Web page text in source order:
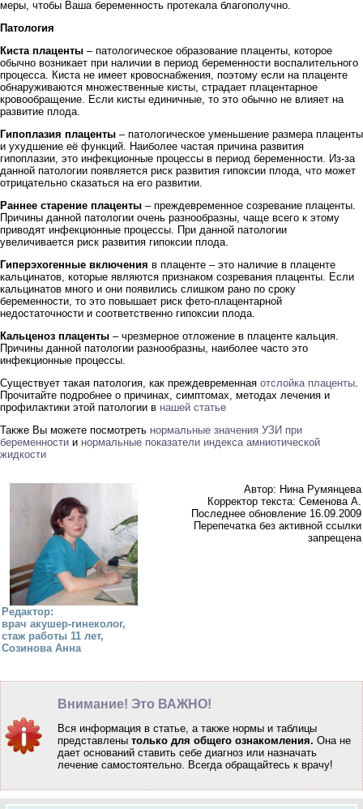
меры, чтобы Ваша беременность протекала благополучно.
Патология
Киста плаценты – патологическое образование плаценты, которое
обычно возникает при наличии в период беременности воспалительного
процесса. Киста не имеет кровоснабжения, поэтому если на плаценте
обнаруживаются множественные кисты, страдает плацентарное
кровообращение. Если кисты единичные, то это обычно не влияет на
развитие плода.
Гипоплазия плаценты – патологическое уменьшение размера плаценты
и ухудшение её функций. Наиболее частая причина развития
гипоплазии, это инфекционные процессы в период беременности. Из-за
данной патологии появляется риск развития гипоксии плода, что может
отрицательно сказаться на его развитии.
Раннее старение плаценты – преждевременное созревание плаценты.
Причины данной патологии очень разнообразны, чаще всего к этому
приводят инфекционные процессы. При данной патологии
увеличивается риск развития гипоксии плода.
Гиперэхогенные включения в плаценте – это наличие в плаценте
кальцинатов, которые являются признаком созревания плаценты. Если
кальцинатов много и они появились слишком рано по сроку
беременности, то это повышает риск фето-плацентарной
недостаточности и соответственно гипоксии плода.
Кальценоз плаценты – чрезмерное отложение в плаценте кальция.
Причины данной патологии разнообразны, наиболее часто это
инфекционные процессы.
Существует такая патология, как преждевременная отслойка плаценты.
Прочитайте подробнее о причинах, симптомах, методах лечения и
профилактики этой патологии в нашей статье
Также Вы можете посмотреть нормальные значения УЗИ при
беременности и нормальные показатели индекса амниотической
жидкости
Редактор:
врач акушер-гинеколог,
стаж работы 11 лет,
Созинова Анна
Автор: Нина Румянцева
Корректор текста: Семенова А.
Последнее обновление 16.09.2009
Перепечатка без активной ссылки
запрещена
Внимание! Это ВАЖНО!
Вся информация в статье, а также нормы и таблицы
представлены только для общего ознакомления. Она не
дает оснований ставить себе диагноз или назначать
лечение самостоятельно.
Всегда обращайтесь к врачу!